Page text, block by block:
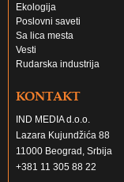
Ekologija
Poslovni saveti
Sa lica mesta
Vesti
Rudarska industrija
KONTAKT
IND MEDIA d.o.o.
Lazara Kujundžića 88
11000 Beograd, Srbija
+381 11 305 88 22